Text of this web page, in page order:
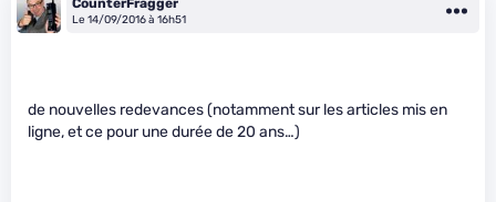
CounterFragger
Le 14/09/2016 à 16h51
de nouvelles redevances (notamment sur les articles mis en
ligne, et ce pour une durée de 20 ans…)